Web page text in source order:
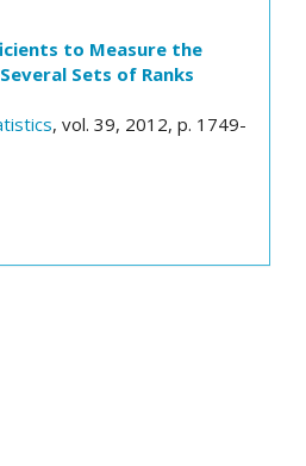
to Measure the
Sets of Ranks
, vol. 39, 2012, p. 1749-